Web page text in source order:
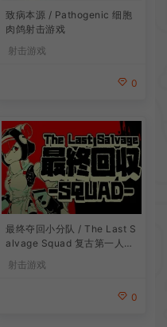
致病本源 / Pathogenic 细胞
肉鸽射击游戏
射击游戏
0
最终夺回小分队 / The Last S
alvage Squad 复古第一人称
射击游戏
射击游戏
0